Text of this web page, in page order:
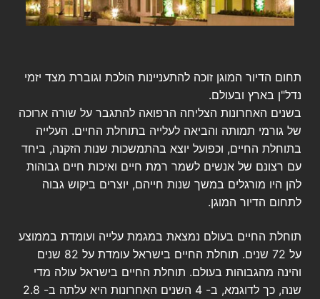
תחום הדיור המוגן זוכה להתעניינות הולכת וגוברת מצד יזמי
נדל"ן בארץ ובעולם.
בשנים האחרונות הצליחה הרפואה להתגבר על שורה ארוכה
של גורמי תמותה והביאה לעלייה בתוחלת החיים. העלייה
בתוחלת החיים, וכפועל יוצא בהתמשכות שנות הזקנה, ביחד
עם רצונם של אנשים לשמר רמת חיים ואיכות חיים גבוהות
להן היו מורגלים במשך שנות חייהם, יוצרים ביקוש גבוה
לתחום הדיור המוגן.
תוחלת החיים בעולם נמצאת במגמת עלייה ועומדת בממוצע
על 72 שנים. תוחלת החיים בישראל עומדת על 82 שנים
והינה מהגבוהות בעולם. תוחלת החיים בישראל עולה מדי
שנה, כך לדוגמא, ב- 4 השנים האחרונות היא עלתה ב- 2.8